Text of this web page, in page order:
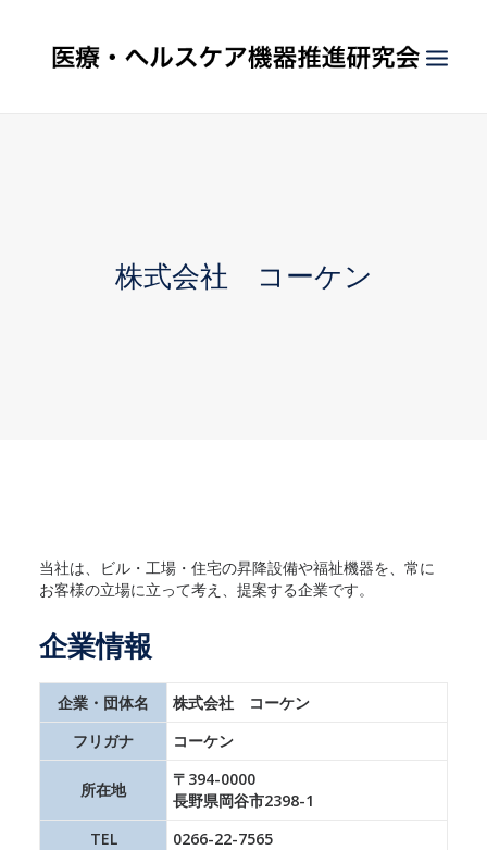
株式会社 コーケン
当社は、ビル・工場・住宅の昇降設備や福祉機器を、常に
お客様の立場に立って考え、提案する企業です。
企業情報
企業・団体名
株式会社 コーケン
フリガナ
コーケン
所在地
〒394-0000
長野県岡谷市2398-1
TEL
0266-22-7565